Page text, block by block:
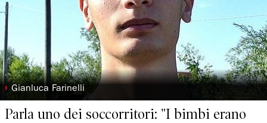
◗ Gianluca Farinelli
Parla uno dei soccorritori: "I bimbi erano